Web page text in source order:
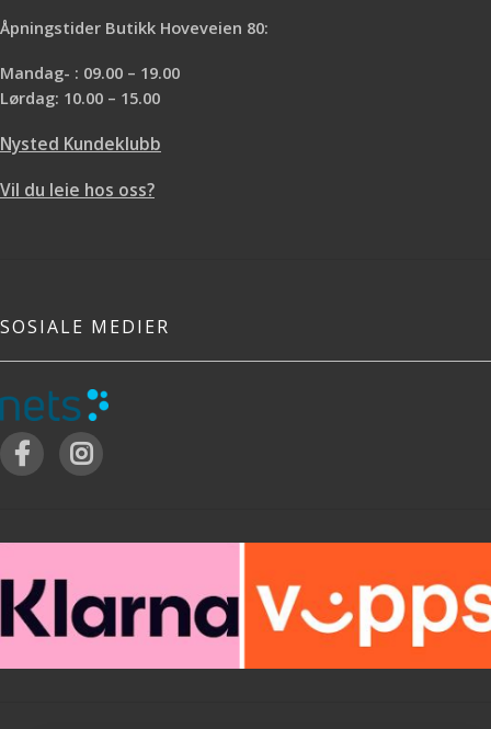
Åpningstider Butikk Hoveveien 80:
Mandag- : 09.00 – 19.00
Lørdag: 10.00 – 15.00
Nysted Kundeklubb
Vil du leie hos oss?
SOSIALE MEDIER